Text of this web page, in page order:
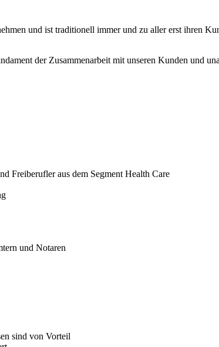
und ist traditionell immer und zu aller erst ihren
der Zusammenarbeit mit unseren Kunden und
Freiberufler aus dem Segment Health Care
und Notaren
sind von Vorteil